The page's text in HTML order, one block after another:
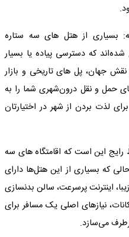
بسیاری از هتل های سه ستاره
که دسترسی پیاده یا بسیار
جهان، پل های تاریخی و بازار
حمل و نقل درون‌شهری شما را به
لذت بردن از شهر در اختیارتان
رایج این است که اقامتگاه های سه
که بسیاری از این هتل‌ها دارای
اینترنت پرسرعت، سالن بدنسازی
نیازهای اصلی یک مسافر برای
می‌سازد.